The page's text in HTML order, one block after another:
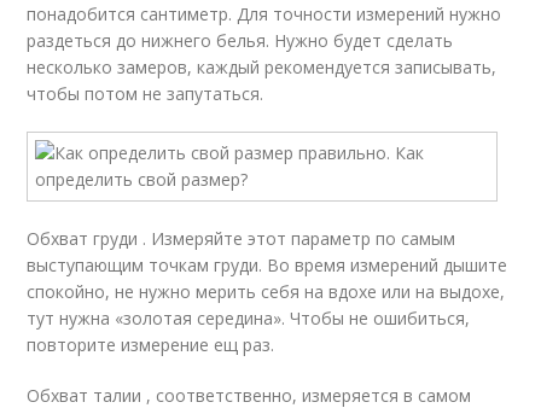
понадобится сантиметр. Для точности измерений нужно
раздеться до нижнего белья. Нужно будет сделать
несколько замеров, каждый рекомендуется записывать,
чтобы потом не запутаться.
Обхват груди . Измеряйте этот параметр по самым
выступающим точкам груди. Во время измерений дышите
спокойно, не нужно мерить себя на вдохе или на выдохе,
тут нужна «золотая середина». Чтобы не ошибиться,
повторите измерение ещ раз.
Обхват талии , соответственно, измеряется в самом